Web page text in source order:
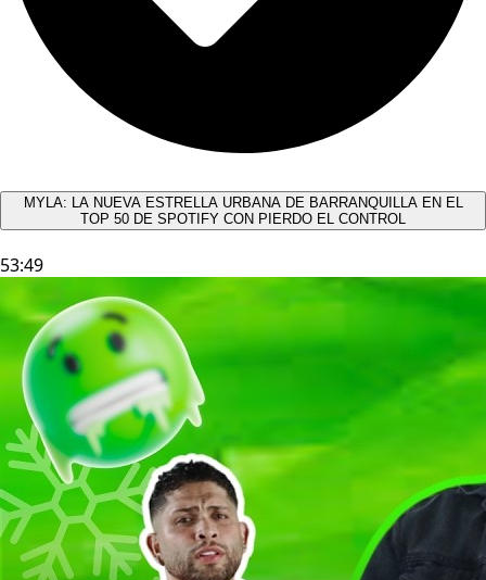
MYLA: LA NUEVA ESTRELLA URBANA DE BARRANQUILLA EN EL
TOP 50 DE SPOTIFY CON PIERDO EL CONTROL
53:49